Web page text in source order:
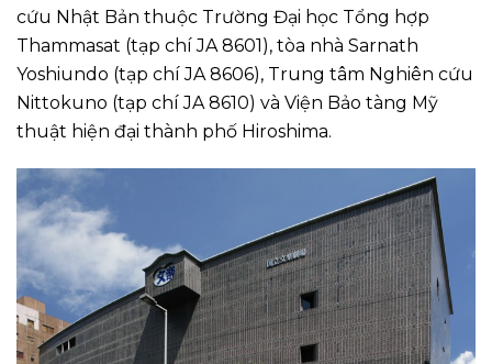
cứu Nhật Bản thuộc Trường Đại học Tổng hợp
Thammasat (tạp chí JA 8601), tòa nhà Sarnath
Yoshiundo (tạp chí JA 8606), Trung tâm Nghiên cứu
Nittokuno (tạp chí JA 8610) và Viện Bảo tàng Mỹ
thuật hiện đại thành phố Hiroshima.